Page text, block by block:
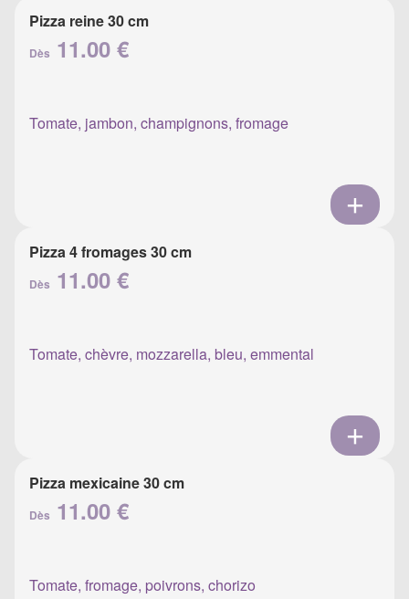
Pizza reine 30 cm
Dès 11.00 €
Tomate, jambon, champignons, fromage
Pizza 4 fromages 30 cm
Dès 11.00 €
Tomate, chèvre, mozzarella, bleu, emmental
Pizza mexicaine 30 cm
Dès 11.00 €
Tomate, fromage, poivrons, chorizo